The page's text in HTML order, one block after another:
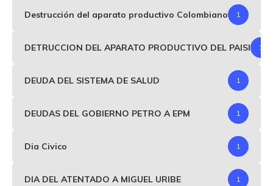
Destrucción del aparato productivo Colombiano 1
DETRUCCION DEL APARATO PRODUCTIVO DEL PAISI 1
DEUDA DEL SISTEMA DE SALUD 1
DEUDAS DEL GOBIERNO PETRO A EPM 1
Dia Civico 1
DIA DEL ATENTADO A MIGUEL URIBE 1